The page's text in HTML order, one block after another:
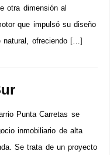
otra dimensión al
que impulsó su diseño
natural, ofreciendo […]
Punta Carretas se
inmobiliario de alta
Se trata de un proyecto